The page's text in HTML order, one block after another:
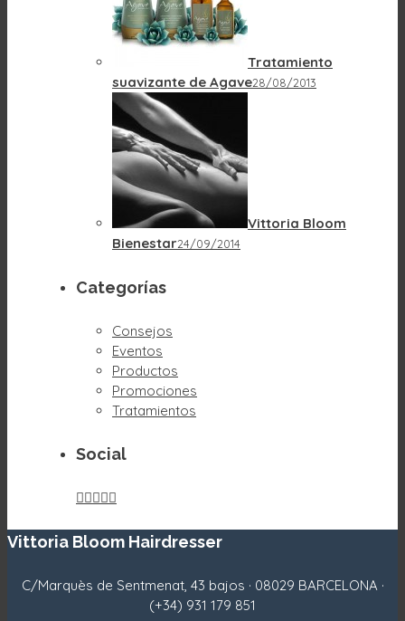
Tratamiento
suavizante de Agave28/08/2013
Vittoria Bloom
Bienestar24/09/2014
Categorías
Consejos
Eventos
Productos
Promociones
Tratamientos
Social

Vittoria Bloom Hairdresser
C/Marquès de Sentmenat, 43 bajos · 08029 BARCELONA ·
(+34) 931 179 851